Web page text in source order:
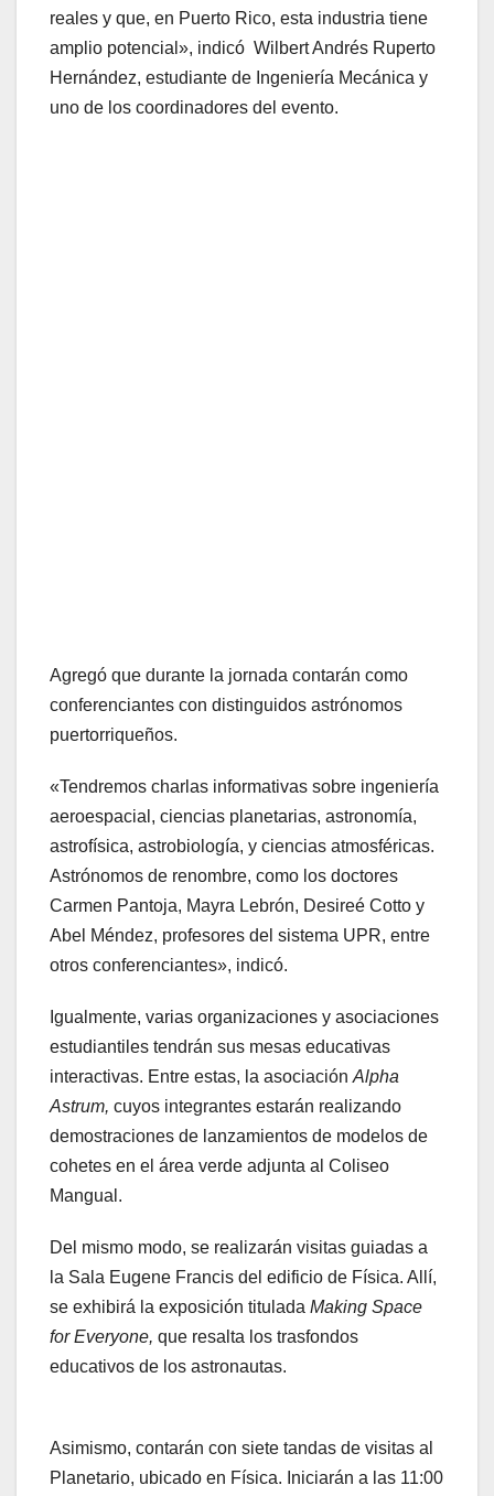
reales y que, en Puerto Rico, esta industria tiene
amplio potencial», indicó Wilbert Andrés Ruperto
Hernández, estudiante de Ingeniería Mecánica y
uno de los coordinadores del evento.
Agregó que durante la jornada contarán como
conferenciantes con distinguidos astrónomos
puertorriqueños.
«Tendremos charlas informativas sobre ingeniería
aeroespacial, ciencias planetarias, astronomía,
astrofísica, astrobiología, y ciencias atmosféricas.
Astrónomos de renombre, como los doctores
Carmen Pantoja, Mayra Lebrón, Desireé Cotto y
Abel Méndez, profesores del sistema UPR, entre
otros conferenciantes», indicó.
Igualmente, varias organizaciones y asociaciones
estudiantiles tendrán sus mesas educativas
interactivas. Entre estas, la asociación Alpha
Astrum, cuyos integrantes estarán realizando
demostraciones de lanzamientos de modelos de
cohetes en el área verde adjunta al Coliseo
Mangual.
Del mismo modo, se realizarán visitas guiadas a
la Sala Eugene Francis del edificio de Física. Allí,
se exhibirá la exposición titulada Making Space
for Everyone, que resalta los trasfondos
educativos de los astronautas.
Asimismo, contarán con siete tandas de visitas al
Planetario, ubicado en Física. Iniciarán a las 11:00